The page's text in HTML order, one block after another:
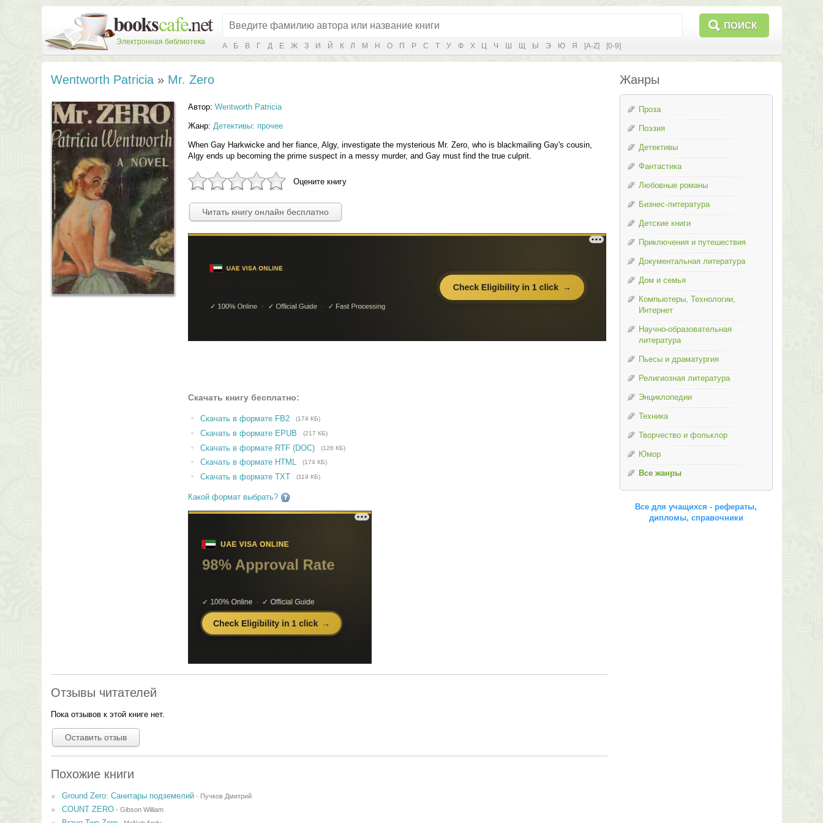
Электронная библиотека
ПОИСК
А Б В Г Д Е Ж З И Й К Л М Н О П Р С Т У Ф Х Ц Ч Ш Щ Ы Э Ю Я [A-Z] [0-9]
Wentworth Patricia» Mr. Zero
Автор: Wentworth Patricia
Жанр: Детективы: прочее
When Gay Harkwicke and her fiance, Algy, investigate the mysterious Mr. Zero, who is blackmailing Gay's cousin,
Algy ends up becoming the prime suspect in a messy murder, and Gay must find the true culprit.
Оцените книгу
Читать книгу онлайн бесплатно
Скачать книгу бесплатно:
Скачать в формате FB2 (174 КБ)
Скачать в формате EPUB (217 КБ)
Скачать в формате RTF (DOC) (126 КБ)
Скачать в формате HTML (174 КБ)
Скачать в формате TXT (119 КБ)
Какой формат выбрать?
Отзывы читателей
Пока отзывов к этой книге нет.
Оставить отзыв
Похожие книги
Ground Zero: Санитары подземелий- Пучков Дмитрий
COUNT ZERO- Gibson William
Жанры
Проза
Поэзия
Детективы
Фантастика
Любовные романы
Бизнес-литература
Детские книги
Приключения и путешествия
Документальная литература
Дом и семья
Компьютеры, Технологии,
Интернет
Научно-образовательная
литература
Пьесы и драматургия
Религиозная литература
Энциклопедии
Техника
Творчество и фольклор
Юмор
Все жанры
Все для учащихся - рефераты,
дипломы, справочники